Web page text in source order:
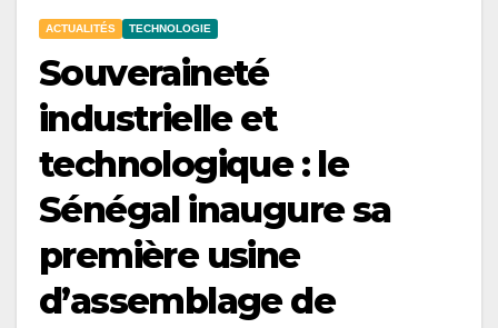
ACTUALITÉS TECHNOLOGIE
Souveraineté
industrielle et
technologique : le
Sénégal inaugure sa
première usine
d’assemblage de